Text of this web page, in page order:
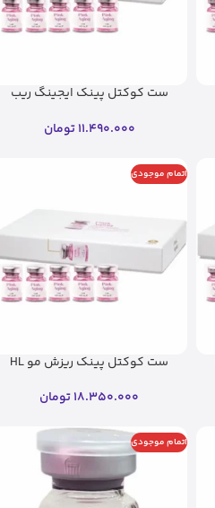
ست کوکتل پینک ایجینگ ریب
11.490.000 تومان
اتمام موجودی
ست کوکتل پینک ریزش مو HL
18.350.000تومان
اتمام موجودی